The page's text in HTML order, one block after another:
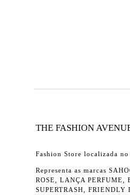
THE FASHION
Fashion Store localizada no
Representa as marcas
ROSE, LANÇA PERFUME,
SUPERTRASH, FRIENDLY